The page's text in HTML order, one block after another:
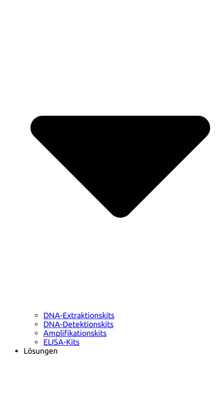
DNA-Extraktionskits
DNA-Detektionskits
Amplifikationskits
ELISA-Kits
Lösungen